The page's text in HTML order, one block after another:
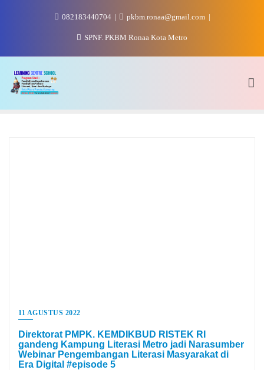
082183440704 pkbm.ronaa@gmail.com
SPNF. PKBM Ronaa Kota Metro
11 AGUSTUS 2022
Direktorat PMPK. KEMDIKBUD RISTEK RI
gandeng Kampung Literasi Metro jadi Narasumber
Webinar Pengembangan Literasi Masyarakat di
Era Digital #episode 5